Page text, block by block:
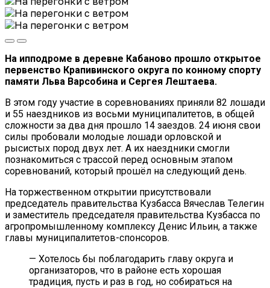
На ипподроме в деревне Кабаново прошло открытое
первенство Крапивинского округа по конному спорту
памяти Льва Варсобина и Сергея Лештаева.
В этом году участие в соревнованиях приняли 82 лошади
и 55 наездников из восьми муниципалитетов, в общей
сложности за два дня прошло 14 заездов. 24 июня свои
силы пробовали молодые лошади орловской и
рысистых пород двух лет. А их наездники смогли
познакомиться с трассой перед основным этапом
соревнований, который прошёл на следующий день.
На торжественном открытии присутствовали
председатель правительства Кузбасса Вячеслав Телегин
и заместитель председателя правительства Кузбасса по
агропромышленному комплексу Денис Ильин, а также
главы муниципалитетов-спонсоров.
— Хотелось бы поблагодарить главу округа и
организаторов, что в районе есть хорошая
традиция, пусть и раз в год, но собираться на